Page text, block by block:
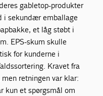
gabletop-produkter
i sekundær emballage
et låg støbt i
EPS-skum skulle
for kunderne i
Kravet fra
retningen var klar:
kun et spørgsmål om